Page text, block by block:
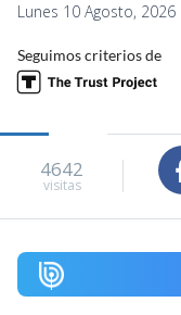
Lunes 10 Agosto,
Seguimos criterios de
4642
visitas